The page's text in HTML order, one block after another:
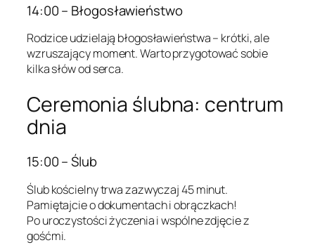
14:00 – Błogosławieństwo
Rodzice udzielają błogosławieństwa – krótki, ale
wzruszający moment. Warto przygotować sobie
kilka słów od serca.
Ceremonia ślubna: centrum
dnia
15:00 – Ślub
Ślub kościelny trwa zazwyczaj 45 minut.
Pamiętajcie o dokumentach i obrączkach!
Po uroczystości życzenia i wspólne zdjęcie z
gośćmi.